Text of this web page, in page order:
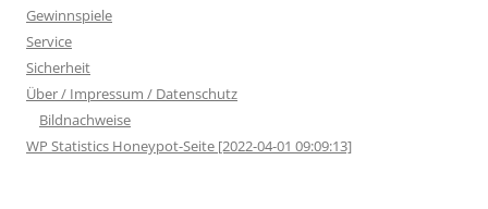
Gewinnspiele
Service
Sicherheit
Über / Impressum / Datenschutz
Bildnachweise
WP Statistics Honeypot-Seite [2022-04-01 09:09:13]